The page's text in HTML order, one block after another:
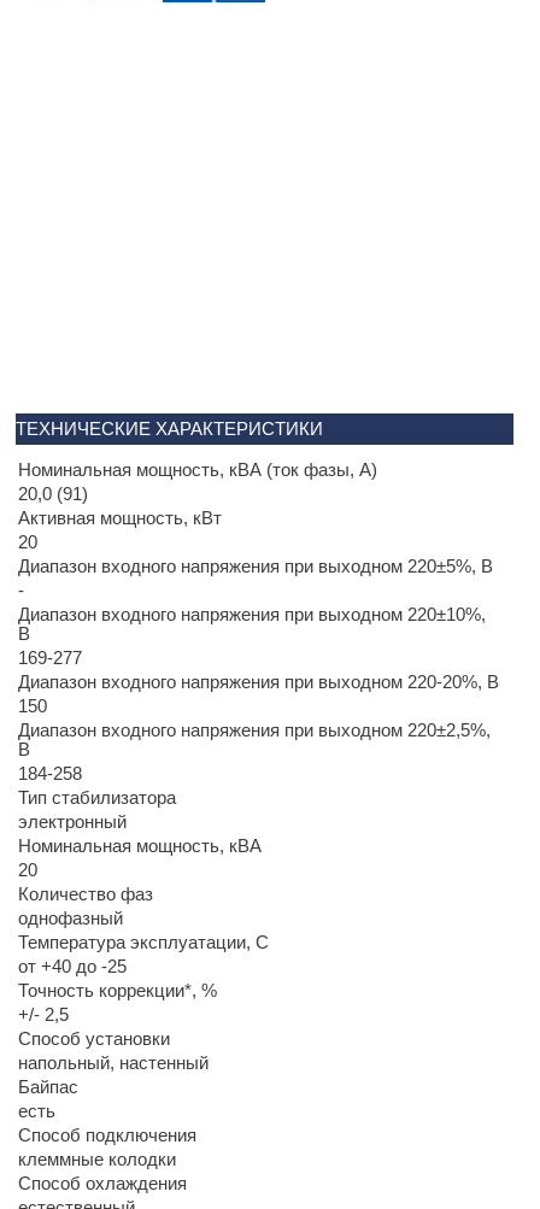
ТЕХНИЧЕСКИЕ ХАРАКТЕРИСТИКИ
Номинальная мощность, кВА (ток фазы, А)
20,0 (91)
Активная мощность, кВт
20
Диапазон входного напряжения при выходном 220±5%, В
-
Диапазон входного напряжения при выходном 220±10%,
В
169-277
Диапазон входного напряжения при выходном 220-20%, В
150
Диапазон входного напряжения при выходном 220±2,5%,
В
184-258
Тип стабилизатора
электронный
Номинальная мощность, кВА
20
Количество фаз
однофазный
Температура эксплуатации, С
от +40 до -25
Точность коррекции*, %
+/- 2,5
Способ установки
напольный, настенный
Байпас
есть
Способ подключения
клеммные колодки
Способ охлаждения